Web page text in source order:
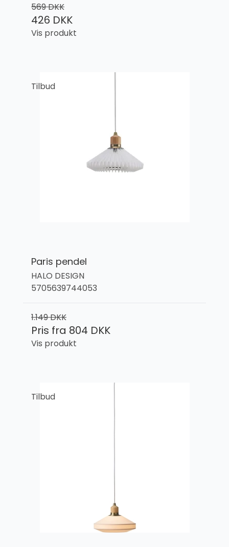
569 DKK
426 DKK
Vis produkt
Tilbud
Paris pendel
HALO DESIGN
5705639744053
1.149 DKK
Pris fra 804 DKK
Vis produkt
Tilbud